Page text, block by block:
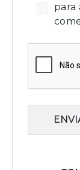
para